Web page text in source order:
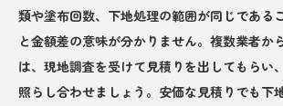
類や塗布回数、下地処理の範囲が同じである
と金額差の意味が分かりません。複数業者か
は、現地調査を受けて見積りを出してもらい
照らし合わせましょう。安価な見積りでも下